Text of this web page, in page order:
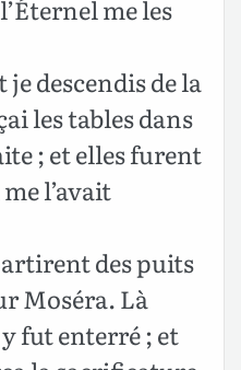
me les
descendis de la
les tables dans
; et elles furent
l’avait
des puits
Moséra. Là
fut enterré ; et